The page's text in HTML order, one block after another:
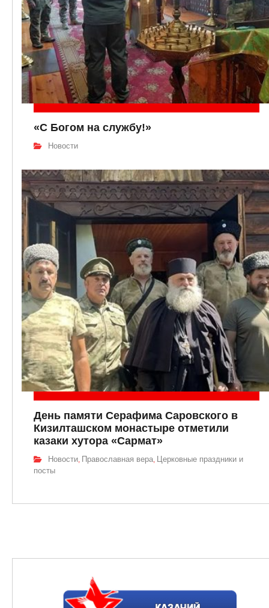
«С Богом на службу!»
Новости
День памяти Серафима Саровского в
Кизилташском монастыре отметили
казаки хутора «Сармат»
Новости, Православная вера, Церковные праздники и
посты